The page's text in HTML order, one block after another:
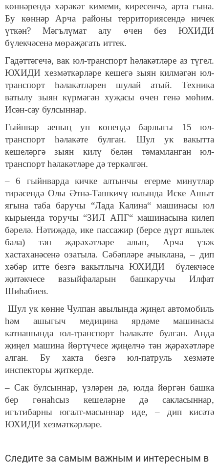
көннәрендә хәрәкәт кимеми, киресенчә, арта гына.
Бу көннәр Арча районы территориясендә ничек
үткән? Мәгълүмат алу өчен без ЮХИДИ
бүлекчәсенә мөрәҗәгать иттек.
Гадәттәгечә, вак юл-транспорт һәлакәтләре аз түгел.
ЮХИДИ хезмәткәрләре кешегә зыян килмәгән юл-
транспорт һәлакәтләрен шулай атый. Техника
ватылу зыян күрмәгән хуҗасы өчен генә мөһим.
Исән-сау булсыннар.
Гыйнвар аеның ун көнендә барлыгы 15 юл-
транспорт һәлакәте булган. Шул ук вакытта
кешеләргә зыян килү белән тәмамланган юл-
транспорт һәлакәтләре дә теркәлгән.
– 6 гыйнварда кичке алтынчы егерме минутлар
тирәсендә Олы Әтнә-Ташкичү юлында Иске Ашыт
ягына таба баручы “Лада Калина“ машинасы юл
кырыенда торучы “ЗИЛ АПГ“ машинасына килеп
бәрелә. Нәтиҗәдә, ике пассажир (берсе дүрт яшьлек
бала) тән җәрәхәтләре алып, Арча үзәк
хастаханәсенә озатыла. Сәбәпләре ачыклана, – дип
хәбәр итте безгә вакытлыча ЮХИДИ бүлекчәсе
җитәкчесе вазыйфаларын башкаручы Илфат
Шиһабиев.
Шул ук көнне Чулпан авылында җиңел автомобиль
һәм ашыгыч медицина ярдәме машинасы
катнашында юл-транспорт һәлакәте булган. Анда
җиңел машина йөртүчесе җиңелчә тән җәрәхәтләре
алган. Бу хакта безгә юл-патруль хезмәте
инспекторы җиткерде.
– Сак булсыннар, үзләрен дә, юлда йөргән башка
бер гөнаһсыз кешеләрне дә сакласыннар,
игътибарны югалт-масыннар иде, – дип кисәтә
ЮХИДИ хезмәткәрләре.
Следите за самым важным и интересным в